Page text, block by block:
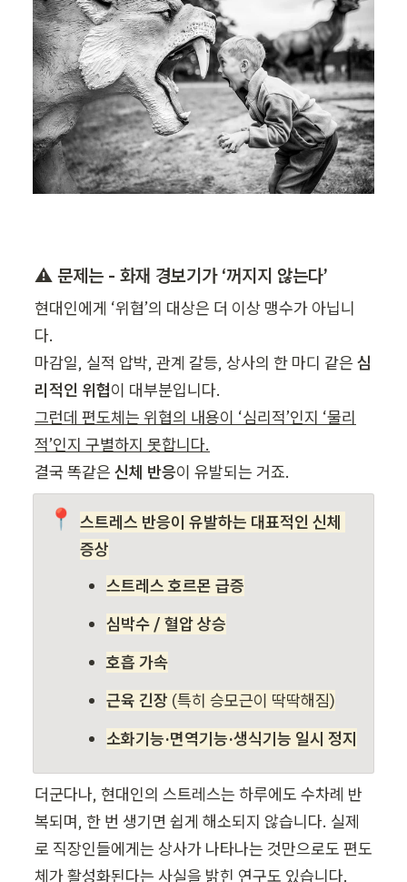
⚠️ 문제는 - 화재 경보기가 ‘꺼지지 않는다’
현대인에게 ‘위협’의 대상은 더 이상 맹수가 아닙니
다.
마감일, 실적 압박, 관계 갈등, 상사의 한 마디 같은 심
리적인 위협
그런데 편도체는 위협의 내용이 ‘심리적’인지 ‘물리
적’인지 구별하지 못합니다.
결국 똑같은 신체 반응이 유발되는 거죠.
📍
스트레스 반응이 유발하는 대표적인 신체
증상
스트레스 호르몬 급증
심박수 / 혈압 상승
호흡 가속
근육 긴장 (특히 승모근이 딱딱해짐)
소화기능·면역기능·생식기능 일시 정지
더군다나, 현대인의 스트레스는 하루에도 수차례 반
복되며, 한 번 생기면 쉽게 해소되지 않습니다. 실제
로 직장인들에게는 상사가 나타나는 것만으로도 편도
체가 활성화된다는 사실을 밝힌 연구도 있습니다.